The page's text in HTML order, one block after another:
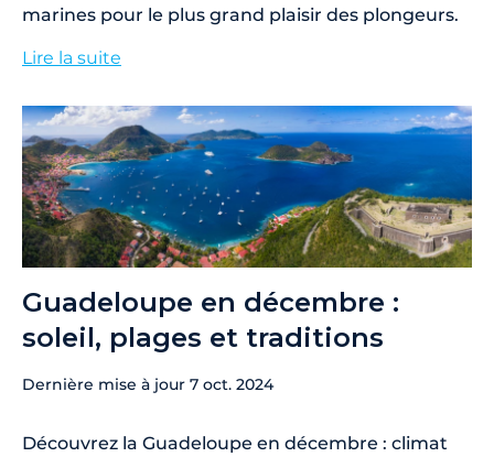
marines pour le plus grand plaisir des plongeurs.
Lire la suite
Guadeloupe en décembre :
soleil, plages et traditions
Dernière mise à jour 7 oct. 2024
Découvrez la Guadeloupe en décembre : climat